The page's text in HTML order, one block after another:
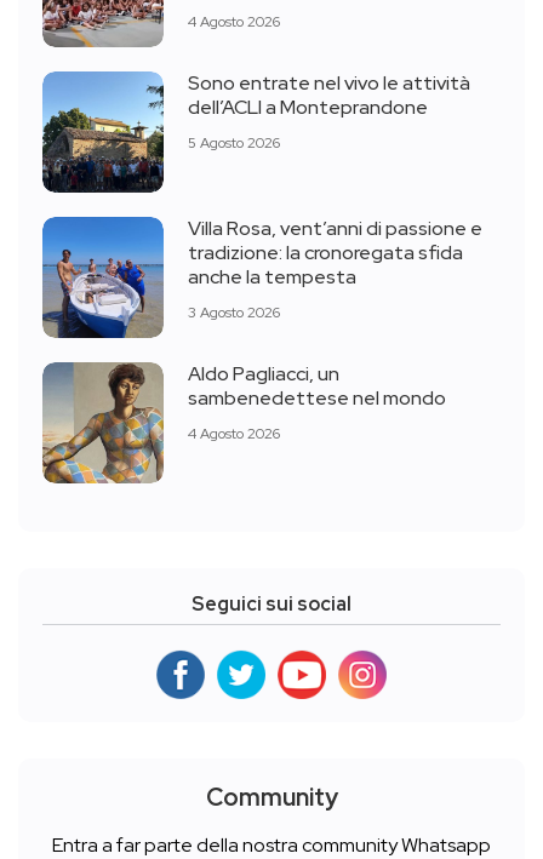
4 Agosto 2026
Sono entrate nel vivo le attività
dell’ACLI a Monteprandone
5 Agosto 2026
Villa Rosa, vent’anni di passione e
tradizione: la cronoregata sfida
anche la tempesta
3 Agosto 2026
Aldo Pagliacci, un
sambenedettese nel mondo
4 Agosto 2026
Seguici sui social
Community
Entra a far parte della nostra community Whatsapp